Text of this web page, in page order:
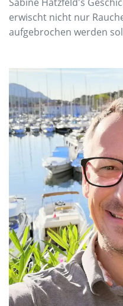
erwischt nicht nur
aufgebrochen werden